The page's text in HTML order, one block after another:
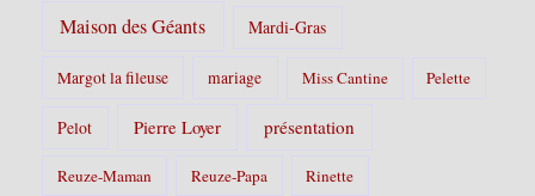
Maison des Géants Mardi-Gras
Margot la fileuse mariage Miss Cantine Pelette
Pelot Pierre Loyer présentation
Reuze-Maman Reuze-Papa Rinette